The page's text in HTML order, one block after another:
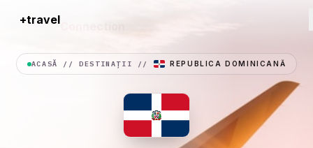
+travel
ACASĂ //DESTINAȚII // REPUBLICA DOMINICANĂ